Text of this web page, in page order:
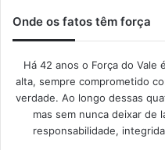
Onde os fatos têm força
Há 42 anos o Força do Vale
alta, sempre comprometido
verdade. Ao longo dessas
mas sem nunca deixar de
responsabilidade,